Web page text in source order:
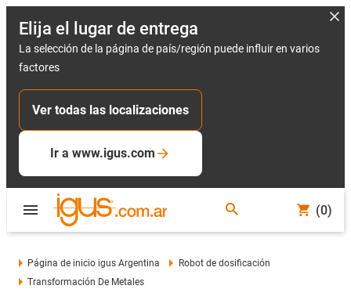
Elija el lugar de entrega
La selección de la página de país/región puede influir en varios
factores
Ver todas las localizaciones
Ir a www.igus.com
(0)
Página de inicio igus Argentina
Robot de dosificación
Transformación De Metales